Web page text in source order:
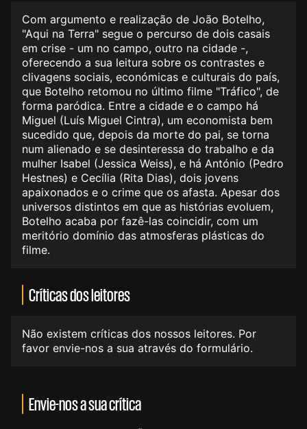
Com argumento e realização de João Botelho,
"Aqui na Terra" segue o percurso de dois casais
em crise - um no campo, outro na cidade -,
oferecendo a sua leitura sobre os contrastes e
clivagens sociais, económicas e culturais do país,
que Botelho retomou no último filme "Tráfico", de
forma paródica. Entre a cidade e o campo há
Miguel (Luís Miguel Cintra), um economista bem
sucedido que, depois da morte do pai, se torna
num alienado e se desinteressa do trabalho e da
mulher Isabel (Jessica Weiss), e há António (Pedro
Hestnes) e Cecília (Rita Dias), dois jovens
apaixonados e o crime que os afasta. Apesar dos
universos distintos em que as histórias evoluem,
Botelho acaba por fazê-las coincidir, com um
meritório domínio das atmosferas plásticas do
filme.
Críticas dos leitores
Não existem críticas dos nossos leitores. Por
favor envie-nos a sua através do formulário.
Envie-nos a sua crítica